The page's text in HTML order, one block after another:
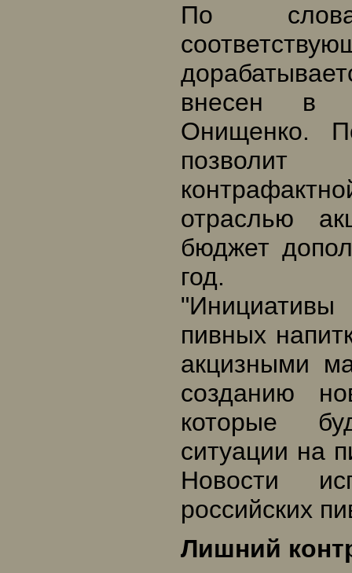
По
внесен в
Онищенко.
позволит
отраслью
бюджет
год.
пивных
акцизными
созданию
которые
ситуации на
Новости
российских
Лишний